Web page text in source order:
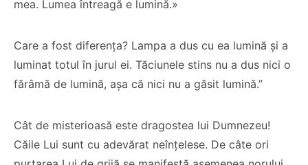
mea. Lumea întreagă e lumină.»
Care a fost diferența? Lampa a dus cu ea lumină și a
luminat totul în jurul ei. Tăciunele stins nu a dus nici o
fărâmă de lumină, așa că nici nu a găsit lumină.”
Cât de misterioasă este dragostea lui Dumnezeu!
Căile Lui sunt cu adevărat neînțelese. De câte ori